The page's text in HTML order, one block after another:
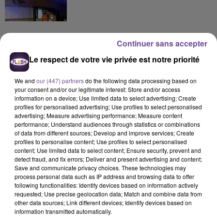
DERNIERS TITRES
17h06
17h06
KYO
Le Chemin
17h02
17h02
BRUNO MARS
I Just Might
16h54
16h54
ZAZIE
Peu Importe
16h51
16h51 16h47
16h47 16h42
16h42
Le respect de votre vie privée est notre priorité
We and our (447) partnersdo the following data processing based on
your consent and/or our legitimate interest: Store and/or access
information on a device; Use limited data to select advertising; Create
profiles for personalised advertising; Use profiles to select personalised
advertising; Measure advertising performance; Measure content
performance; Understand audiences through statistics or combinations
of data from different sources; Develop and improve services; Create
profiles to personalise content; Use profiles to select personalised
content; Use limited data to select content; Ensure security, prevent and
detect fraud, and fix errors; Deliver and present advertising and content;
Save and communicate privacy choices. These technologies may
process personal data such as IP address and browsing data to offer
following functionalities: Identify devices based on information actively
requested; Use precise geolocation data; Match and combine data from
other data sources; Link different devices; Identify devices based on
information transmitted automatically.
Continuer sans accepter